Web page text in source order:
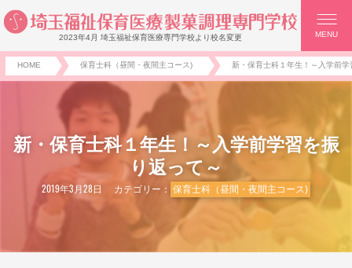
2023年4月 埼玉福祉保育医療専門学校より校名変更 MENU
HOME 保育士科（昼間・夜間主コース) 新・保育士科１年生！～入学前
新・保育士科１年生！～入学前学習を振
り返って～
2019年3月28日 カテゴリー： 保育士科（昼間・夜間主コース)